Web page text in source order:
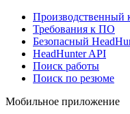
Производственный
Требования к ПО
Безопасный
HeadHunter API
Поиск работы
Поиск по резюме
Мобильное приложение